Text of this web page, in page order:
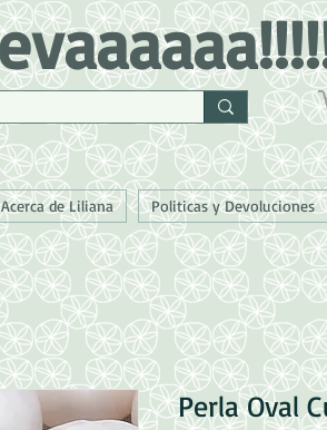
Acerca de Liliana Politicas y Devoluciones
Perla Oval